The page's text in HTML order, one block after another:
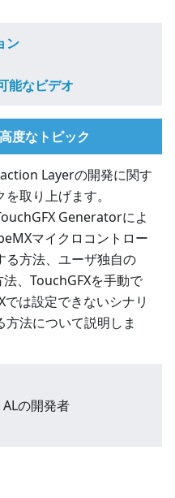
ン
能なビデオ
度なトピック
Layerの開発に関す
取り上げます。
Generatorによ
マイクロコントロー
る方法、ユーザ独自の
、TouchGFXを手動で
は設定できないシナリ
方法について説明しま
の開発者